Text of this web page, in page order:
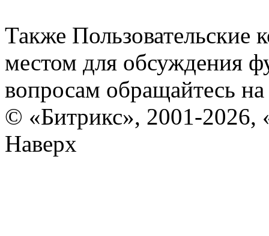
Также Пользовательские
местом для обсуждения
вопросам обращайтесь
© «Битрикс», 2001-2026,
Наверх